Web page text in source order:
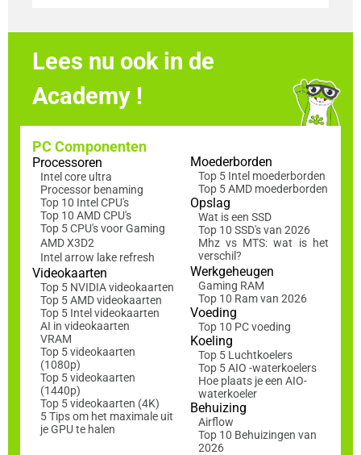
Lees nu ook in de
Academy !
PC Componenten
Processoren
Intel core ultra
Processor benaming
Top 10 Intel CPU's
Top 10 AMD CPU's
Top 5 CPU's voor Gaming
AMD X3D2
Intel arrow lake refresh
Videokaarten
Top 5 NVIDIA videokaarten
Top 5 AMD videokaarten
Top 5 Intel videokaarten
AI in videokaarten
VRAM
Top 5 videokaarten
(1080p)
Top 5 videokaarten
(1440p)
Top 5 videokaarten (4K)
5 Tips om het maximale uit
je GPU te halen
Moederborden
Top 5 Intel moederborden
Top 5 AMD moederborden
Opslag
Wat is een SSD
Top 10 SSD's van 2026
Mhz vs MTS: wat is het
verschil?
Werkgeheugen
Gaming RAM
Top 10 Ram van 2026
Voeding
Top 10 PC voeding
Koeling
Top 5 Luchtkoelers
Top 5 AIO -waterkoelers
Hoe plaats je een AIO-
waterkoeler
Behuizing
Airflow
Top 10 Behuizingen van
2026